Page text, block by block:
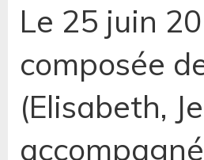
Le 25 juin
composée
(Elisabeth,